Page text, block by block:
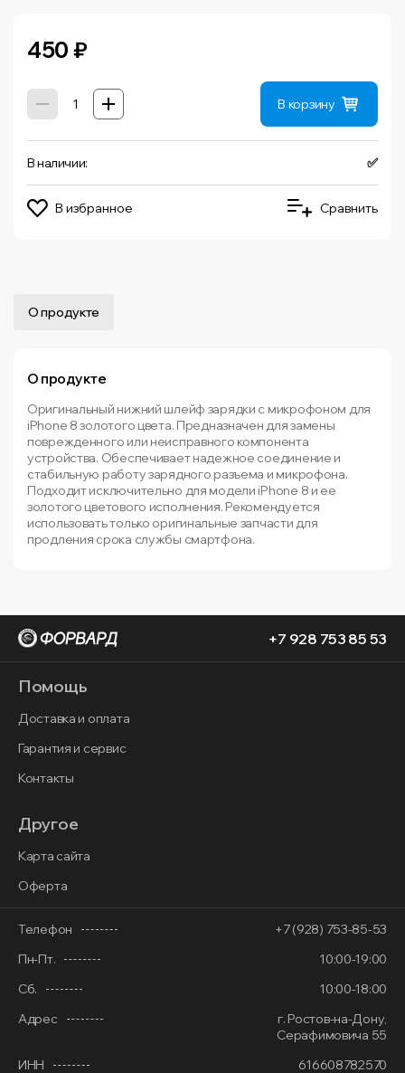
450 ₽
В корзину
В наличии: ✅
В избранное Сравнить
О продукте
О продукте
Оригинальный нижний шлейф зарядки с микрофоном для
iPhone 8 золотого цвета. Предназначен для замены
поврежденного или неисправного компонента
устройства. Обеспечивает надежное соединение и
стабильную работу зарядного разъема и микрофона.
Подходит исключительно для модели iPhone 8 и ее
золотого цветового исполнения. Рекомендуется
использовать только оригинальные запчасти для
продления срока службы смартфона.
+7 928 753 85 53
Помощь
Доставка и оплата
Гарантия и сервис
Контакты
Другое
Карта сайта
Оферта
Телефон
+7 (928) 753-85-53
Пн-Пт.
10:00-19:00
Сб.
10:00-18:00
Адрес
г. Ростов-на-Дону,
Серафимовича 55
ИНН
616608782570